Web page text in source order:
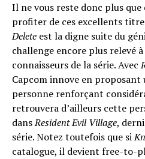
Il ne vous reste donc plus
profiter de ces excellents
Delete est la digne suite du
challenge encore plus relevé
connaisseurs de la série. Avec
Capcom innove en proposant
personne renforçant
retrouvera d’ailleurs cette
dansResident Evil Village,
série. Notez toutefois que si
catalogue, il devient free-to-